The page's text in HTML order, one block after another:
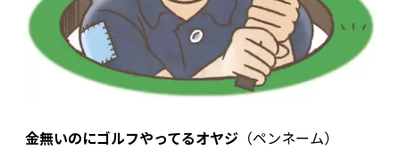
金無いのにゴルフやってるオヤジ （ペンネーム）